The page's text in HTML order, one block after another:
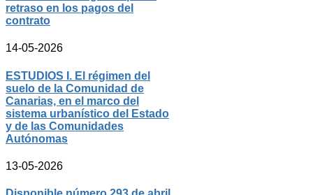
retraso en los pagos del
contrato
14-05-2026
ESTUDIOS I. El régimen del
suelo de la Comunidad de
Canarias, en el marco del
sistema urbanístico del Estado
y de las Comunidades
Autónomas
13-05-2026